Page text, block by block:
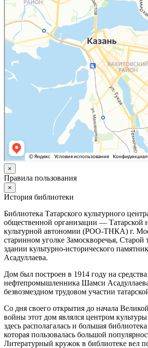
×
Правила пользования
×
История библиотеки
Библиотека Татарского культурного
общественной организации — Татарской
культурной автономии (РОО-ТНКА) г.
старинном уголке Замоскворечья, Старой
здании культурно-исторического
Асадуллаева.
Дом был построен в 1914 году на
нефтепромышленника Шамси
безвозмездном трудовом участии
Со дня своего открытия до начала
войны этот дом являлся центром
здесь располагалась и большая
которая пользовалась большой
Литературный кружок в библиотеке вел